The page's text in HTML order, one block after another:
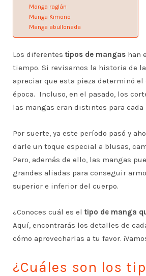
Manga raglán
Manga Kimono
Manga abullonada
Los diferentes tipos de mangas han
tiempo. Si revisamos la historia de la
apreciar que esta pieza determinó el
época. Incluso, en el pasado, los
las mangas eran distintos para cada
Por suerte, ya este período pasó y
darle un toque especial a blusas,
Pero, además de ello, las mangas
grandes aliadas para conseguir
superior e inferior del cuerpo.
¿Conoces cuál es el tipo de manga
Aquí, encontrarás los detalles de
cómo aprovecharlas a tu favor.
¿Cuáles son los